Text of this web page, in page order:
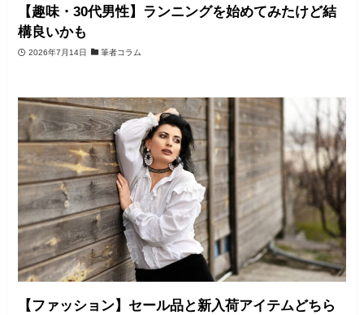
【趣味・30代男性】ランニングを始めてみたけど結
構良いかも
2026年7月14日 筆者コラム
【ファッション】セール品と新入荷アイテムどちら